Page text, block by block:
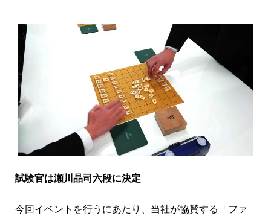
試験官は瀬川晶司六段に決定
今回イベントを行うにあたり、当社が協賛する「ファ